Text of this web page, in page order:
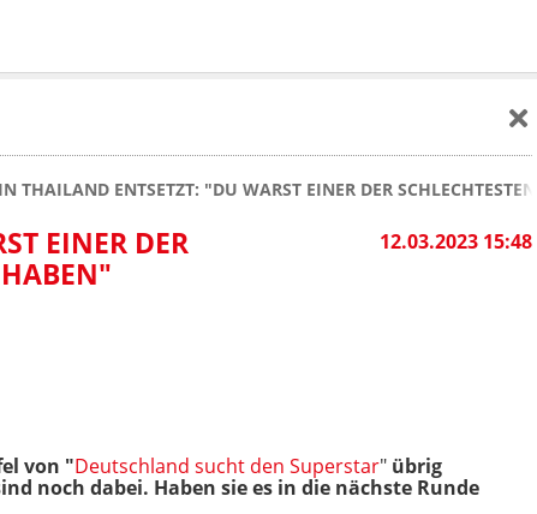
THAILAND ENTSETZT: "DU WARST EINER DER
12.03.2023 15:48
EINER DER
von "Deutschland sucht den Superstar" übrig
noch dabei. Haben sie es in die nächste Runde